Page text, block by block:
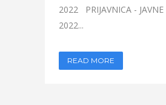
2022 PRIJAVNICA - JAVNE
2022...
READ MORE